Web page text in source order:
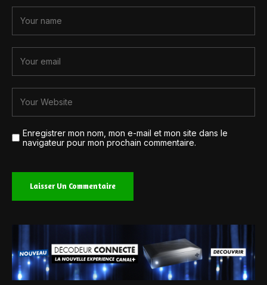
Enregistrer mon nom, mon e-mail et mon site dans le
navigateur pour mon prochain commentaire.